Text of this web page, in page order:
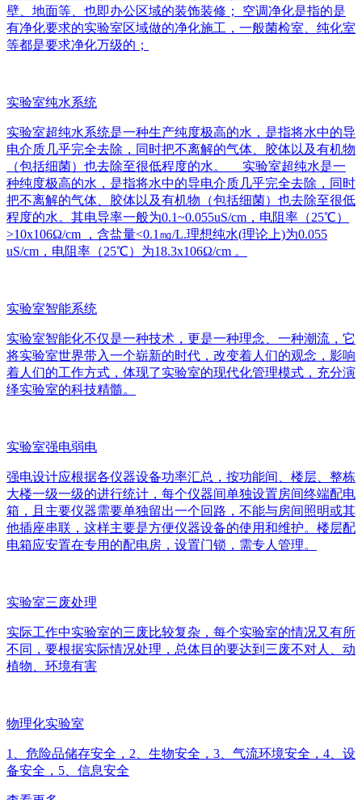
壁、地面等、也即办公区域的装饰装修； 空调净化是指的是
有净化要求的实验室区域做的净化施工，一般菌检室、纯化室
等都是要求净化万级的；
实验室纯水系统
实验室超纯水系统是一种生产纯度极高的水，是指将水中的导
电介质几乎完全去除，同时把不离解的气体、胶体以及有机物
（包括细菌）也去除至很低程度的水。 实验室超纯水是一
种纯度极高的水，是指将水中的导电介质几乎完全去除，同时
把不离解的气体、胶体以及有机物（包括细菌）也去除至很低
程度的水。其电导率一般为0.1~0.055uS/cm，电阻率（25℃）
>10x106Ω/cm ，含盐量<0.1㎎/L.理想纯水(理论上)为0.055
uS/cm，电阻率（25℃）为18.3x106Ω/cm 。
实验室智能系统
实验室智能化不仅是一种技术，更是一种理念、一种潮流，它
将实验室世界带入一个崭新的时代，改变着人们的观念，影响
着人们的工作方式，体现了实验室的现代化管理模式，充分演
绎实验室的科技精髓。
实验室强电弱电
强电设计应根据各仪器设备功率汇总，按功能间、楼层、整栋
大楼一级一级的进行统计，每个仪器间单独设置房间终端配电
箱，且主要仪器需要单独留出一个回路，不能与房间照明或其
他插座串联，这样主要是方便仪器设备的使用和维护。楼层配
电箱应安置在专用的配电房，设置门锁，需专人管理。
实验室三废处理
实际工作中实验室的三废比较复杂，每个实验室的情况又有所
不同，要根据实际情况处理，总体目的要达到三废不对人、动
植物、环境有害
物理化实验室
1、危险品储存安全，2、生物安全，3、气流环境安全，4、设
备安全，5、信息安全